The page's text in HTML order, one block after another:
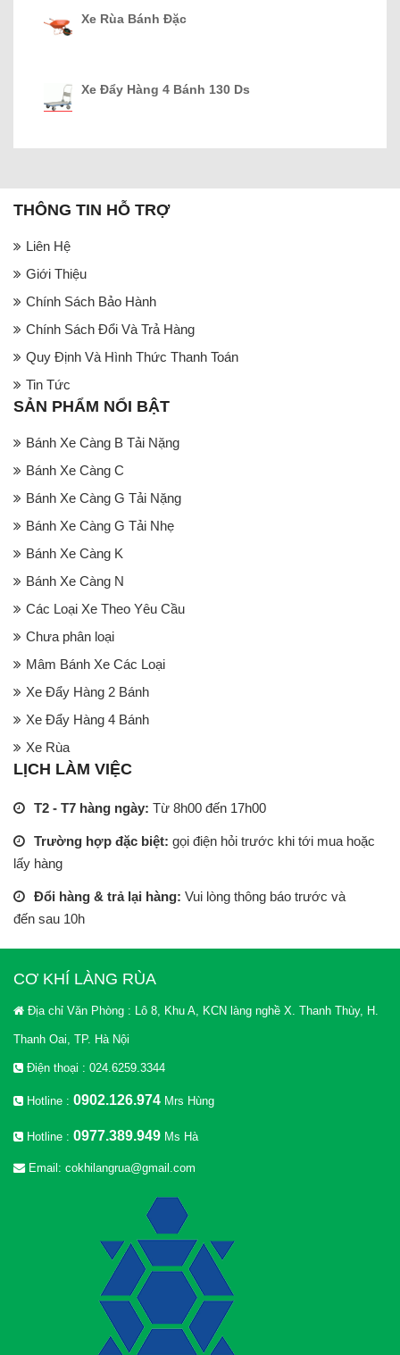
Xe Rùa Bánh Đặc
Xe Đẩy Hàng 4 Bánh 130 Ds
THÔNG TIN HỖ TRỢ
Liên Hệ
Giới Thiệu
Chính Sách Bảo Hành
Chính Sách Đổi Và Trả Hàng
Quy Định Và Hình Thức Thanh Toán
Tin Tức
SẢN PHẨM NỔI BẬT
Bánh Xe Càng B Tải Nặng
Bánh Xe Càng C
Bánh Xe Càng G Tải Nặng
Bánh Xe Càng G Tải Nhẹ
Bánh Xe Càng K
Bánh Xe Càng N
Các Loại Xe Theo Yêu Cầu
Chưa phân loại
Mâm Bánh Xe Các Loại
Xe Đẩy Hàng 2 Bánh
Xe Đẩy Hàng 4 Bánh
Xe Rùa
LỊCH LÀM VIỆC
T2 - T7 hàng ngày: Từ 8h00 đến 17h00
Trường hợp đặc biệt: gọi điện hỏi trước khi tới mua hoặc
lấy hàng
Đổi hàng & trả lại hàng: Vui lòng thông báo trước và
đến sau 10h
CƠ KHÍ LÀNG RÙA
Địa chỉ Văn Phòng : Lô 8, Khu A, KCN làng nghề X. Thanh Thùy, H.
Thanh Oai, TP. Hà Nội
Điện thoại : 024.6259.3344
Hotline : 0902.126.974 Mrs Hùng
Hotline : 0977.389.949 Ms Hà
Email: cokhilangrua@gmail.com